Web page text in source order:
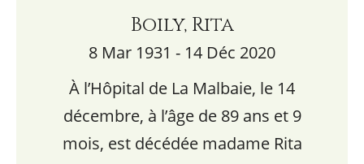
Boily, Rita
8 Mar 1931 - 14 Déc 2020
À l’Hôpital de La Malbaie, le 14
décembre, à l’âge de 89 ans et 9
mois, est décédée madame Rita